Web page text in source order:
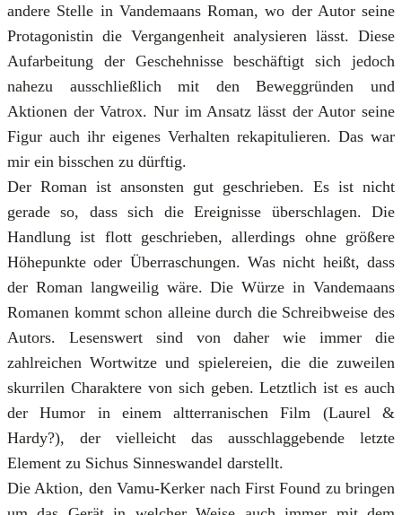
andere Stelle in Vandemaans Roman, wo der Autor seine
Protagonistin die Vergangenheit analysieren lässt. Diese
Aufarbeitung der Geschehnisse beschäftigt sich jedoch
nahezu ausschließlich mit den Beweggründen und
Aktionen der Vatrox. Nur im Ansatz lässt der Autor seine
Figur auch ihr eigenes Verhalten rekapitulieren. Das war
mir ein bisschen zu dürftig.
Der Roman ist ansonsten gut geschrieben. Es ist nicht
gerade so, dass sich die Ereignisse überschlagen. Die
Handlung ist flott geschrieben, allerdings ohne größere
Höhepunkte oder Überraschungen. Was nicht heißt, dass
der Roman langweilig wäre. Die Würze in Vandemaans
Romanen kommt schon alleine durch die Schreibweise des
Autors. Lesenswert sind von daher wie immer die
zahlreichen Wortwitze und spielereien, die die zuweilen
skurrilen Charaktere von sich geben. Letztlich ist es auch
der Humor in einem altterranischen Film (Laurel &
Hardy?), der vielleicht das ausschlaggebende letzte
Element zu Sichus Sinneswandel darstellt.
Die Aktion, den Vamu-Kerker nach First Found zu bringen